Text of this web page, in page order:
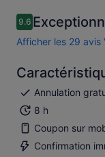
9.69.6 sur 10
Afficher les 29 avis
Annulation
8 h
Coupon sur
Confirmation